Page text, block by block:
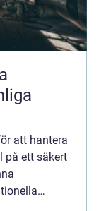
att hantera
på ett säkert